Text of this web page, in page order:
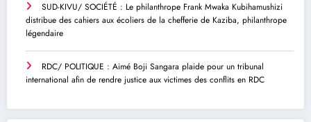
SUD-KIVU/ SOCIÉTÉ : Le philanthrope Frank Mwaka Kubihamushizi
distribue des cahiers aux écoliers de la chefferie de Kaziba, philanthrope
légendaire
RDC/ POLITIQUE : Aimé Boji Sangara plaide pour un tribunal
international afin de rendre justice aux victimes des conflits en RDC